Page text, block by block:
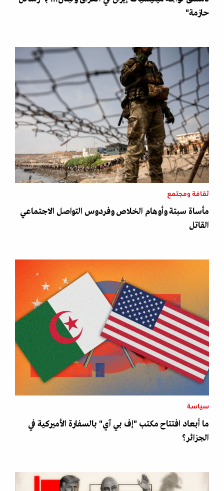
حازمة"
ثقافة ومجتمع
مأساة سبتة وأوهام الخلاص وفردوس التواصل الاجتماعي
القاتل
سياسة
ما أبعاد افتتاح مكتب "إف بي آي" بالسفارة الأميركية في
الجزائر؟